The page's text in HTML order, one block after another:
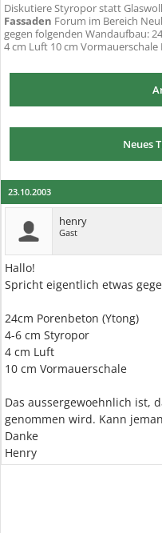
DiskutiereStyropor statt
Fassaden Forum im Bereich
gegen folgenden Wandaufbau:
4 cm Luft 10 cm Vormauerschale
Neues
23.10.2003
henry
Gast
Hallo!
Spricht eigentlich etwas
24cm Porenbeton (Ytong)
4-6 cm Styropor
4 cm Luft
10 cm Vormauerschale
Das aussergewoehnlich ist,
genommen wird. Kann
Danke
Henry